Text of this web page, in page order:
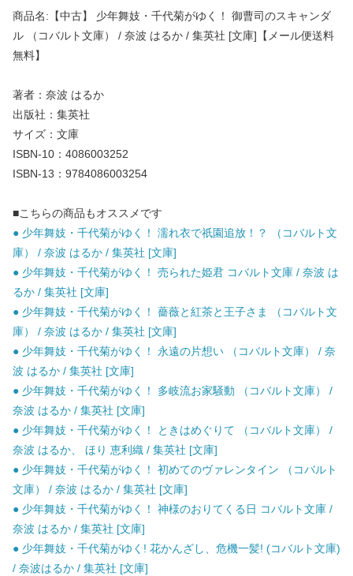
商品名:【中古】 少年舞妓・千代菊がゆく！ 御曹司のスキャンダ
ル （コバルト文庫） / 奈波 はるか / 集英社 [文庫]【メール便送料
無料】
著者：奈波 はるか
出版社：集英社
サイズ：文庫
ISBN-10：4086003252
ISBN-13：9784086003254
■こちらの商品もオススメです
● 少年舞妓・千代菊がゆく！ 濡れ衣で祇園追放！？ （コバルト文
庫） / 奈波 はるか / 集英社 [文庫]
● 少年舞妓・千代菊がゆく！ 売られた姫君 コバルト文庫 / 奈波 は
るか / 集英社 [文庫]
● 少年舞妓・千代菊がゆく！ 薔薇と紅茶と王子さま （コバルト文
庫） / 奈波 はるか / 集英社 [文庫]
● 少年舞妓・千代菊がゆく！ 永遠の片想い （コバルト文庫） / 奈
波 はるか / 集英社 [文庫]
● 少年舞妓・千代菊がゆく！ 多岐流お家騒動 （コバルト文庫） /
奈波 はるか / 集英社 [文庫]
● 少年舞妓・千代菊がゆく！ ときはめぐりて （コバルト文庫） /
奈波 はるか、 ほり 恵利織 / 集英社 [文庫]
● 少年舞妓・千代菊がゆく！ 初めてのヴァレンタイン （コバルト
文庫） / 奈波 はるか / 集英社 [文庫]
● 少年舞妓・千代菊がゆく！ 神様のおりてくる日 コバルト文庫 /
奈波 はるか / 集英社 [文庫]
● 少年舞妓・千代菊がゆく! 花かんざし、危機一髪! (コバルト文庫)
/ 奈波はるか / 集英社 [文庫]